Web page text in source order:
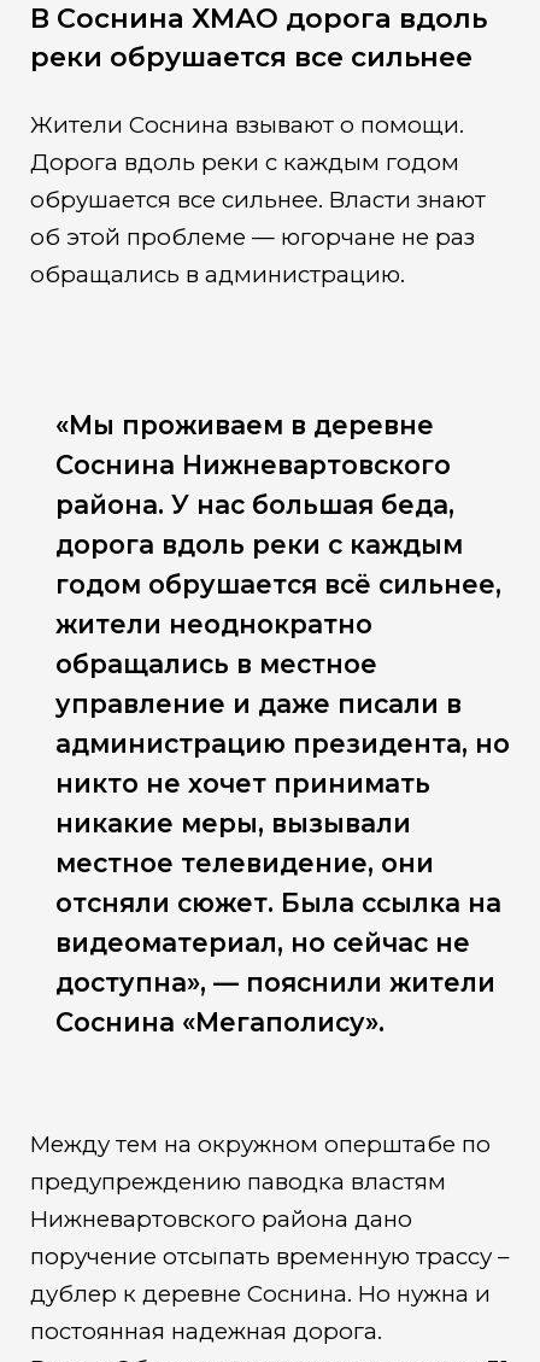
В Соснина ХМАО дорога вдоль
реки обрушается все сильнее
Жители Соснина взывают о помощи.
Дорога вдоль реки с каждым годом
обрушается все сильнее. Власти знают
об этой проблеме — югорчане не раз
обращались в администрацию.
«Мы проживаем в деревне
Соснина Нижневартовского
района. У нас большая беда,
дорога вдоль реки с каждым
годом обрушается всё сильнее,
жители неоднократно
обращались в местное
управление и даже писали в
администрацию президента, но
никто не хочет принимать
никакие меры, вызывали
местное телевидение, они
отсняли сюжет. Была ссылка на
видеоматериал, но сейчас не
доступна», — пояснили жители
Соснина «Мегаполису».
Между тем на окружном оперштабе по
предупреждению паводка властям
Нижневартовского района дано
поручение отсыпать временную трассу –
дублер к деревне Соснина. Но нужна и
постоянная надежная дорога.